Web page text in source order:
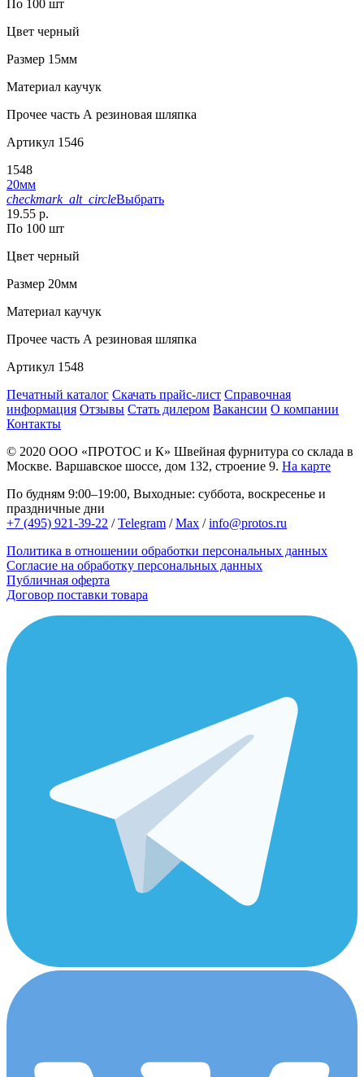
По 100 шт
Цвет черный
Размер 15мм
Материал каучук
Прочее часть А резиновая шляпка
Артикул 1546
1548
20мм
checkmark_alt_circleВыбрать
19.55 р.
По 100 шт
Цвет черный
Размер 20мм
Материал каучук
Прочее часть А резиновая шляпка
Артикул 1548
Печатный каталог Скачать прайс-лист Справочная
информация Отзывы Стать дилером Вакансии О компании
Контакты
© 2020 ООО «ПРОТОС и К» Швейная фурнитура со склада в
Москве. Варшавское шоссе, дом 132, строение 9. На карте
По будням 9:00–19:00, Выходные: суббота, воскресенье и
праздничные дни
+7 (495) 921-39-22 /Telegram /Max /info@protos.ru
Политика в отношении обработки персональных данных
Согласие на обработку персональных данных
Публичная оферта
Договор поставки товара